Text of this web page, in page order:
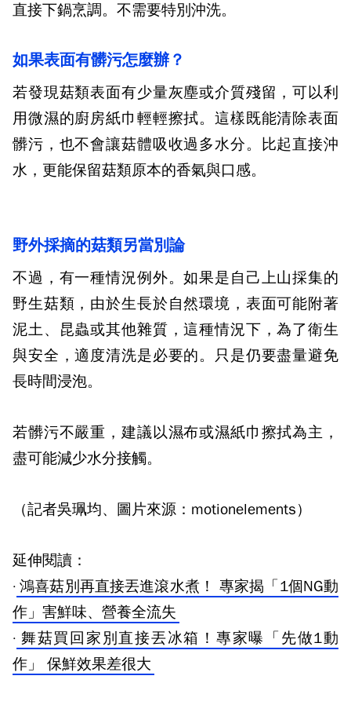
直接下鍋烹調。不需要特別沖洗。
如果表面有髒污怎麼辦？
若發現菇類表面有少量灰塵或介質殘留，可以利
用微濕的廚房紙巾輕輕擦拭。這樣既能清除表面
髒污，也不會讓菇體吸收過多水分。比起直接沖
水，更能保留菇類原本的香氣與口感。
野外採摘的菇類另當別論
不過，有一種情況例外。如果是自己上山採集的
野生菇類，由於生長於自然環境，表面可能附著
泥土、昆蟲或其他雜質，這種情況下，為了衛生
與安全，適度清洗是必要的。只是仍要盡量避免
長時間浸泡。
若髒污不嚴重，建議以濕布或濕紙巾擦拭為主，
盡可能減少水分接觸。
（記者吳珮均、圖片來源：motionelements）
延伸閱讀：
· 鴻喜菇別再直接丟進滾水煮！ 專家揭「1個NG動
作」害鮮味、營養全流失
· 舞菇買回家別直接丟冰箱！專家曝「先做1動
作」 保鮮效果差很大